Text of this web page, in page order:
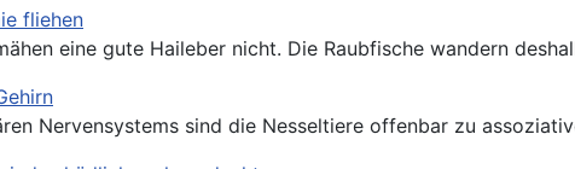
fliehen
eine gute Haileber nicht. Die Raubfische wandern
Nervensystems sind die Nesseltiere offenbar zu